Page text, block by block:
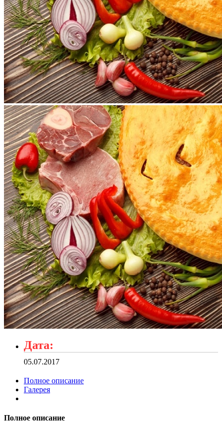
Дата:
05.07.2017
Полное описание
Галерея
Полное описание